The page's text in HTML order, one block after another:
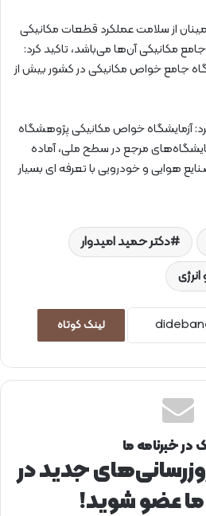
از سلامت عملکرد قطعات مکانیکی
جامع مکانیکی آن‌ها می‌باشد، تاکید کرد:
جامع خواص مکانیکی در کشور بیش از
آزمایشگاه خواص مکانیکی پژوهشگاه
مرجع در سطح ملی، آماده
هوایی و خودرویی با تعرفه ای بسیار
دکتر حمید امیدوار
لینک کوتاه
در خبرنامه ما
جدید در
ما عضو شوید!